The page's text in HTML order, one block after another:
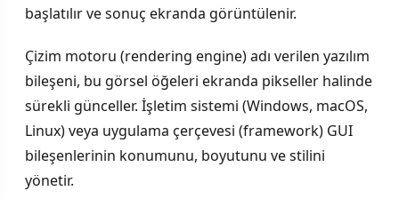
başlatılır ve sonuç ekranda görüntülenir.
Çizim motoru (rendering engine) adı verilen yazılım
bileşeni, bu görsel öğeleri ekranda pikseller halinde
sürekli günceller. İşletim sistemi (Windows, macOS,
Linux) veya uygulama çerçevesi (framework) GUI
bileşenlerinin konumunu, boyutunu ve stilini
yönetir.